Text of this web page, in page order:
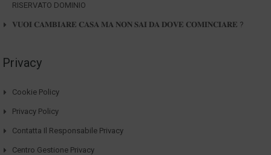
RISERVATO DOMINIO
𝐕𝐔𝐎𝐈 𝐂𝐀𝐌𝐁𝐈𝐀𝐑𝐄 𝐂𝐀𝐒𝐀 𝐌𝐀 𝐍𝐎𝐍 𝐒𝐀𝐈 𝐃𝐀 𝐃𝐎𝐕𝐄 𝐂𝐎𝐌𝐈𝐍𝐂𝐈𝐀𝐑𝐄 ?
Privacy
Cookie Policy
Privacy Policy
Contatta Il Responsabile Privacy
Centro Gestione Privacy